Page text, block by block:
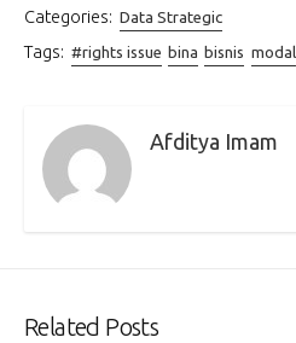
Categories: Data Strategic
Tags: #rights issue bina bisnis modal
Afditya Imam
Related Posts